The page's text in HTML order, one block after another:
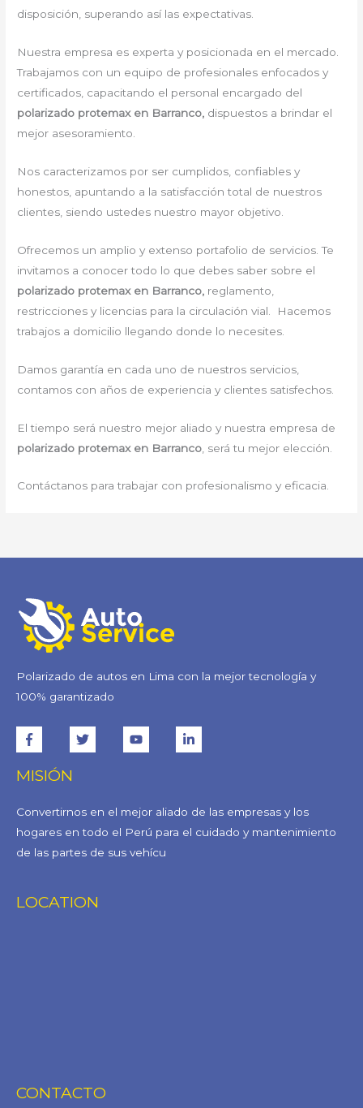
disposición, superando así las expectativas.
Nuestra empresa es experta y posicionada en el mercado.
Trabajamos con un equipo de profesionales enfocados y
certificados, capacitando el personal encargado del
polarizado protemax en Barranco, dispuestos a brindar el
mejor asesoramiento.
Nos caracterizamos por ser cumplidos, confiables y
honestos, apuntando a la satisfacción total de nuestros
clientes, siendo ustedes nuestro mayor objetivo.
Ofrecemos un amplio y extenso portafolio de servicios. Te
invitamos a conocer todo lo que debes saber sobre el
polarizado protemax en Barranco, reglamento,
restricciones y licencias para la circulación vial. Hacemos
trabajos a domicilio llegando donde lo necesites.
Damos garantía en cada uno de nuestros servicios,
contamos con años de experiencia y clientes satisfechos.
El tiempo será nuestro mejor aliado y nuestra empresa de
polarizado protemax en Barranco , será tu mejor elección.
Contáctanos para trabajar con profesionalismo y eficacia.
Polarizado de autos en Lima con la mejor tecnología y
100% garantizado
MISIÓN
Convertirnos en el mejor aliado de las empresas y los
hogares en todo el Perú para el cuidado y mantenimiento
de las partes de sus vehícu
LOCATION
CONTACTO